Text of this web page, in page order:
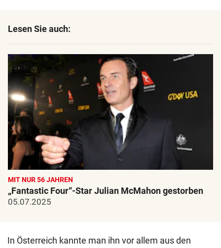
Lesen Sie auch:
MIT NUR 56 JAHREN
„Fantastic Four“-Star Julian McMahon gestorben
05.07.2025
In Österreich kannte man ihn vor allem aus den